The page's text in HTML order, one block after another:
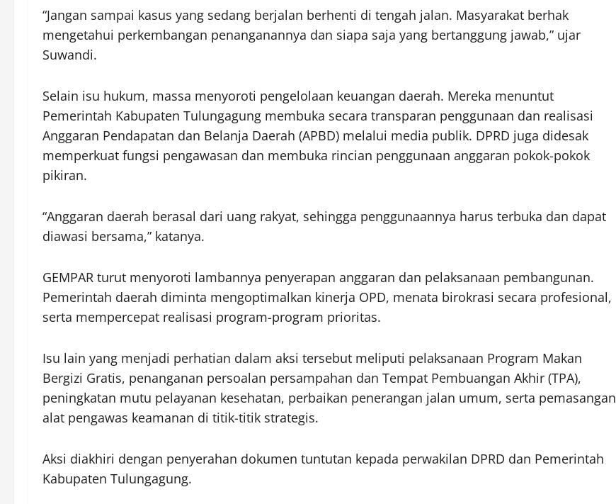
“Jangan sampai kasus yang sedang berjalan berhenti di tengah jalan. Masyarakat berhak
mengetahui perkembangan penanganannya dan siapa saja yang bertanggung jawab,” ujar
Suwandi.
Selain isu hukum, massa menyoroti pengelolaan keuangan daerah. Mereka menuntut
Pemerintah Kabupaten Tulungagung membuka secara transparan penggunaan dan realisasi
Anggaran Pendapatan dan Belanja Daerah (APBD) melalui media publik. DPRD juga didesak
memperkuat fungsi pengawasan dan membuka rincian penggunaan anggaran pokok-pokok
pikiran.
“Anggaran daerah berasal dari uang rakyat, sehingga penggunaannya harus terbuka dan dapat
diawasi bersama,” katanya.
GEMPAR turut menyoroti lambannya penyerapan anggaran dan pelaksanaan pembangunan.
Pemerintah daerah diminta mengoptimalkan kinerja OPD, menata birokrasi secara profesional,
serta mempercepat realisasi program-program prioritas.
Isu lain yang menjadi perhatian dalam aksi tersebut meliputi pelaksanaan Program Makan
Bergizi Gratis, penanganan persoalan persampahan dan Tempat Pembuangan Akhir (TPA),
peningkatan mutu pelayanan kesehatan, perbaikan penerangan jalan umum, serta pemasangan
alat pengawas keamanan di titik-titik strategis.
Aksi diakhiri dengan penyerahan dokumen tuntutan kepada perwakilan DPRD dan Pemerintah
Kabupaten Tulungagung.